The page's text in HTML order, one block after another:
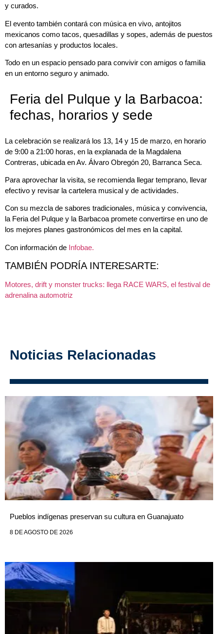
y curados.
El evento también contará con música en vivo, antojitos
mexicanos como tacos, quesadillas y sopes, además de puestos
con artesanías y productos locales.
Todo en un espacio pensado para convivir con amigos o familia
en un entorno seguro y animado.
Feria del Pulque y la Barbacoa:
fechas, horarios y sede
La celebración se realizará los 13, 14 y 15 de marzo, en horario
de 9:00 a 21:00 horas, en la explanada de la Magdalena
Contreras, ubicada en Av. Álvaro Obregón 20, Barranca Seca.
Para aprovechar la visita, se recomienda llegar temprano, llevar
efectivo y revisar la cartelera musical y de actividades.
Con su mezcla de sabores tradicionales, música y convivencia,
la Feria del Pulque y la Barbacoa promete convertirse en uno de
los mejores planes gastronómicos del mes en la capital.
Con información de Infobae.
TAMBIÉN PODRÍA INTERESARTE:
Motores, drift y monster trucks: llega RACE WARS, el festival de
adrenalina automotriz
Noticias Relacionadas
Pueblos indígenas preservan su cultura en Guanajuato
8 DE AGOSTO DE 2026